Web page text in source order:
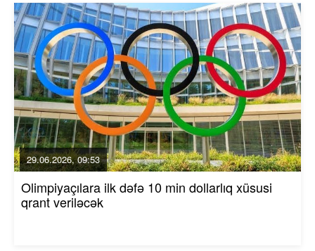
29.06.2026, 09:53
Olimpiyaçılara ilk dəfə 10 min dollarlıq xüsusi
qrant veriləcək